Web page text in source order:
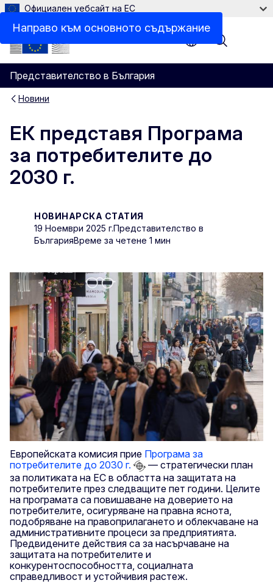
Направо към основното съдържание
Официален уебсайт на ЕС
Представителство в България
Menu
Новини
ЕК представя Програма
за потребителите до
2030 г.
НОВИНАРСКА СТАТИЯ
19 Hоември 2025 г.Представителство в
БългарияВреме за четене 1 мин
Европейската комисия прие Програма за
потребителите до 2030 г.
— стратегически план
за политиката на ЕС в областта на защитата на
потребителите през следващите пет години. Целите
на програмата са повишаване на доверието на
потребителите, осигуряване на правна яснота,
подобряване на правоприлагането и облекчаване на
административните процеси за предприятията.
Предвидените действия са за насърчаване на
защитата на потребителите и
конкурентоспособността, социалната
справедливост и устойчивия растеж.